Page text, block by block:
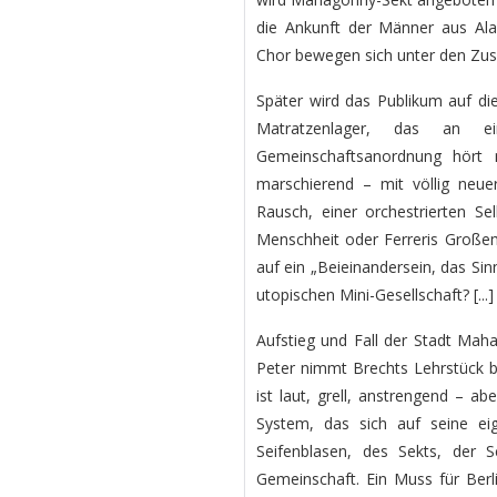
die Ankunft der Männer aus
Chor bewegen sich unter den
Später wird das Publikum auf
Matratzenlager, das an
Gemeinschaftsanordnung
marschierend – mit völlig
Rausch, einer orchestrierten
Menschheit oder Ferreris
auf ein „Beieinandersein, das
utopischen Mini-Gesellschaft? [...]
Aufstieg und Fall der Stadt
Peter nimmt Brechts Lehrstück
ist laut, grell, anstrengend –
System, das sich auf seine
Seifenblasen, des Sekts, der
Gemeinschaft. Ein Muss für